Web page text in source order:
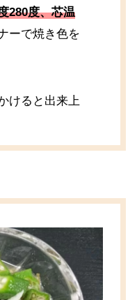
280度、芯温
ーで焼き色を
けると出来上